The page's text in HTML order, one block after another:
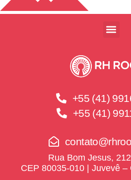
+55 (41)
+55 (41)
Rua Bom Jesus,
CEP 80035-010 | Juvevê –